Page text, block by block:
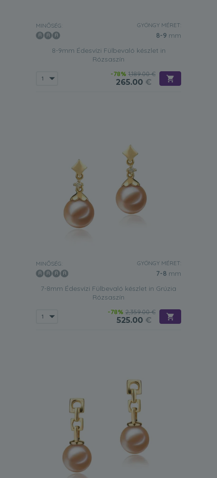
MINŐSÉG: GYÖNGY MÉRET:
8-9 mm
8-9mm Édesvízi Fülbevaló készlet in
Rózsaszín
-78% 1,189.00 €
265.00 €
MINŐSÉG: GYÖNGY MÉRET:
7-8 mm
7-8mm Édesvízi Fülbevaló készlet in Grúzia
Rózsaszín
-78% 2,359.00 €
525.00 €